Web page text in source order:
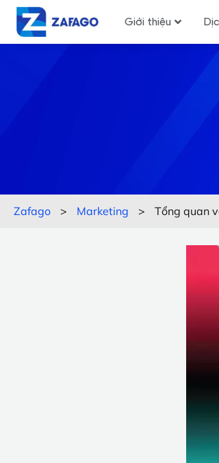
Giới thiệu
Zafago > Marketing > Tổng quan